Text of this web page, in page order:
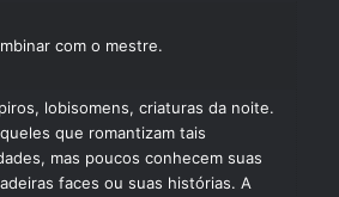
com o mestre.
lobisomens, criaturas da noite.
que romantizam tais
mas poucos conhecem suas
faces ou suas histórias. A